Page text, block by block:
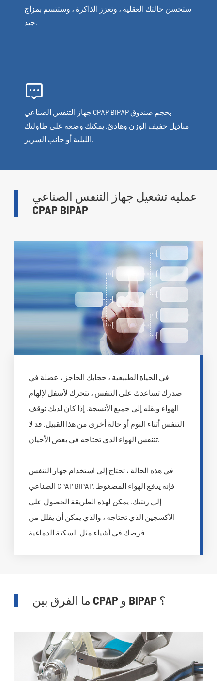
ستحسن حالتك العقلية ، وتعزز الذاكرة ، وستتسم بمزاج
جيد.

جهاز التنفس الصناعي CPAP BIPAP بحجم صندوق
مناديل خفيف الوزن وهادئ. يمكنك وضعه على طاولتك
الليلية أو جانب السرير.
عملية تشغيل جهاز التنفس الصناعي
CPAP BiPAP
في الحياة الطبيعية ، حجابك الحاجز ، عضلة في
صدرك تساعدك على التنفس ، تتحرك لأسفل لإلهام
الهواء ونقله إلى جميع الأنسجة. إذا كان لديك توقف
التنفس أثناء النوم أو حالة أخرى من هذا القبيل. قد لا
تتنفس الهواء الذي تحتاجه في بعض الأحيان.
في هذه الحالة ، تحتاج إلى استخدام جهاز التنفس
الصناعي CPAP BIPAP. فإنه يدفع الهواء المضغوط
إلى رئتيك. يمكن لهذه الطريقة الحصول على
الأكسجين الذي تحتاجه ، والذي يمكن أن يقلل من
فرصك في أشياء مثل السكتة الدماغية.
ما الفرق بين CPAP و BIPAP ؟